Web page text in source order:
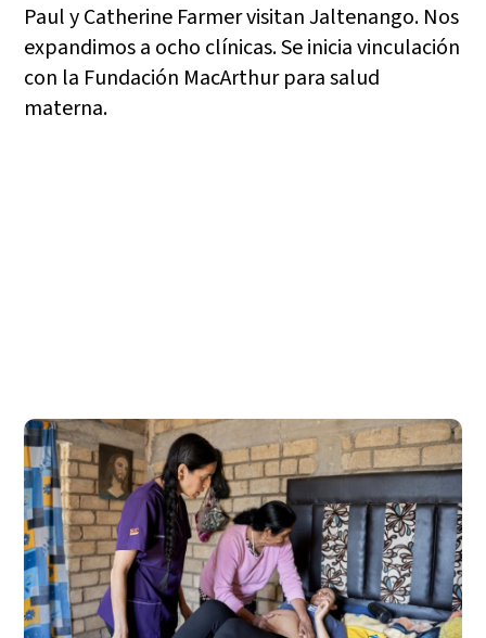
Paul y Catherine Farmer visitan Jaltenango. Nos
expandimos a ocho clínicas. Se inicia vinculación
con la Fundación MacArthur para salud
materna.